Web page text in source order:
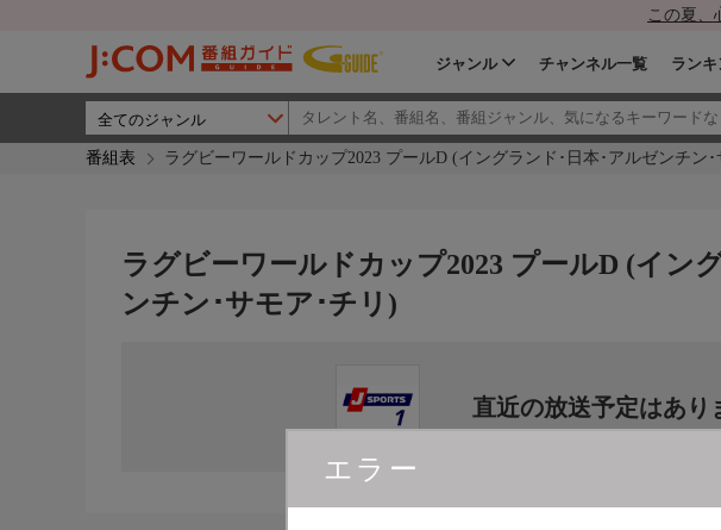
この夏、
ジャンル チャンネル一覧 ラン
番組表 ラグビーワールドカップ2023 プールD (イングランド･日本･アルゼンチン･
エラー
ラグビーワールドカップ2023 プールD (イン
ンチン･サモア･チリ)
直近の放送予定はあり